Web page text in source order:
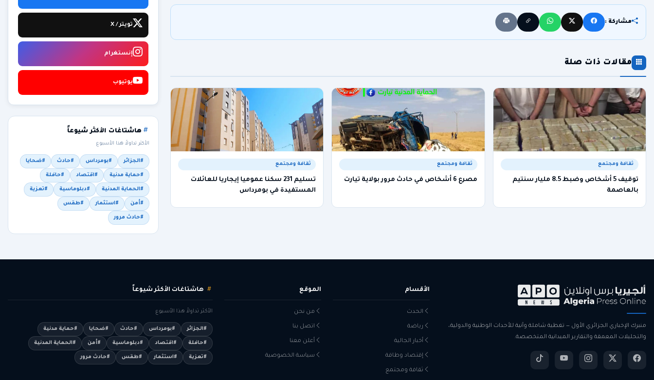
مشاركة :
مقالات ذات صلة
ثقافة ومجتمع
توقيف 5 أشخاص وضبط 8.5 مليار سنتيم
بالعاصمة
ثقافة ومجتمع
مصرع 6 أشخاص في حادث مرور بولاية تيارت
ثقافة ومجتمع
تسليم 231 سكنا عموميا إيجاريا للعائلات
المستفيدة في بومرداس
تويتر / X
إنستغرام
يوتيوب
هاشتاغات الأكثر شيوعاً
الأكثر تداولاً هذا الأسبوع
#الجزائر #بومرداس #حادث #ضحايا
#حماية مدنية #اقتصاد #حافلة
#الحماية المدنية #دبلوماسية #تعزية
#أمن #استثمار #طقس
#حادث مرور
منبرك الإخباري الجزائري الأول — تغطية شاملة وآنية للأحداث الوطنية والدولية،
والتحليلات المعمقة والتقارير الميدانية المتخصصة.
الأقسام
الحدث
رياضة
أخبار الجالية
إقتصاد وطاقة
ثقافة ومجتمع
الموقع
من نحن
اتصل بنا
أعلن معنا
سياسة الخصوصية
هاشتاغات الأكثر شيوعاً
الأكثر تداولاً هذا الأسبوع
#الجزائر #بومرداس #حادث #ضحايا #حماية مدنية
#حافلة #اقتصاد #دبلوماسية #أمن #الحماية المدنية
#تعزية #استثمار #طقس #حادث مرور